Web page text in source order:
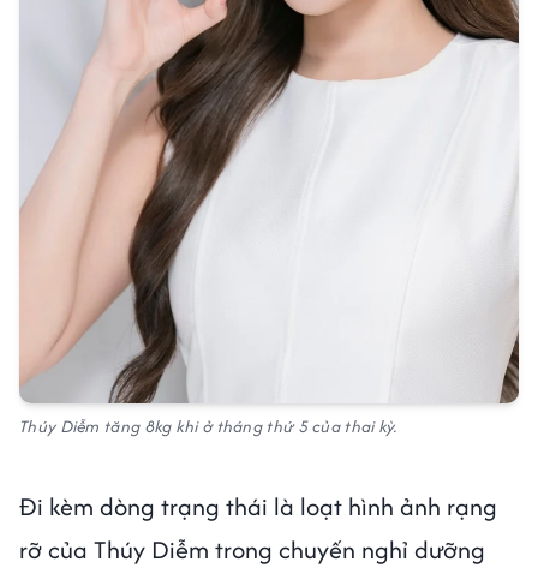
Thúy Diễm tăng 8kg khi ở tháng thứ 5 của thai kỳ.
Đi kèm dòng trạng thái là loạt hình ảnh rạng
rỡ của Thúy Diễm trong chuyến nghỉ dưỡng